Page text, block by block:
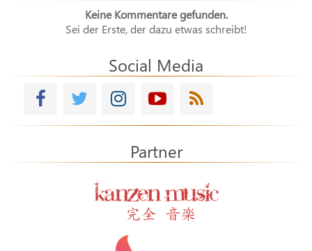
Keine Kommentare gefunden.
Sei der Erste, der dazu etwas schreibt!
Social Media
Partner